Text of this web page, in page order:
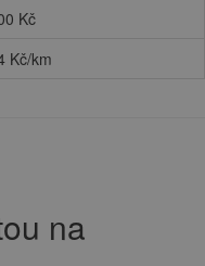
Kč
Kč/km
na